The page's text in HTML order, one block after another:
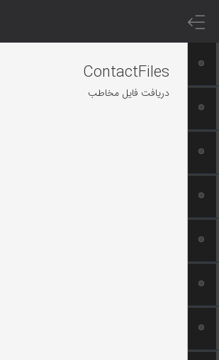
ContactFiles
دریافت فایل مخاطب